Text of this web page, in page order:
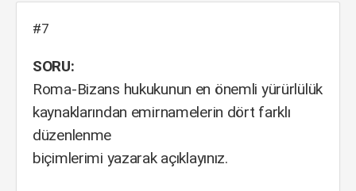
#7
SORU:
Roma-Bizans hukukunun en önemli yürürlülük
kaynaklarından emirnamelerin dört farklı
düzenlenme
biçimlerimi yazarak açıklayınız.